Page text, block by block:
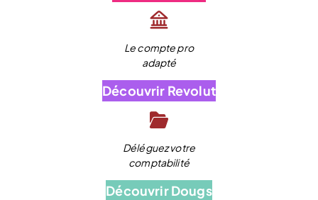
Le compte pro
adapté
Découvrir Revolut
Déléguez votre
comptabilité
Découvrir Dougs